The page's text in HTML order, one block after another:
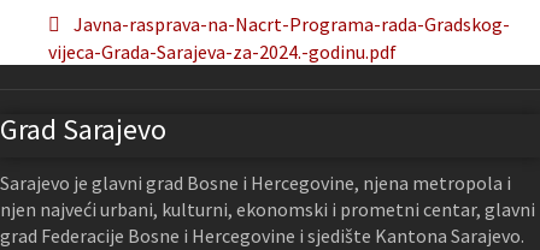
Javna-rasprava-na-Nacrt-Programa-rada-Gradskog-
vijeca-Grada-Sarajeva-za-2024.-godinu.pdf
Grad Sarajevo
Sarajevo je glavni grad Bosne i Hercegovine, njena metropola i
njen najveći urbani, kulturni, ekonomski i prometni centar, glavni
grad Federacije Bosne i Hercegovine i sjedište Kantona Sarajevo.